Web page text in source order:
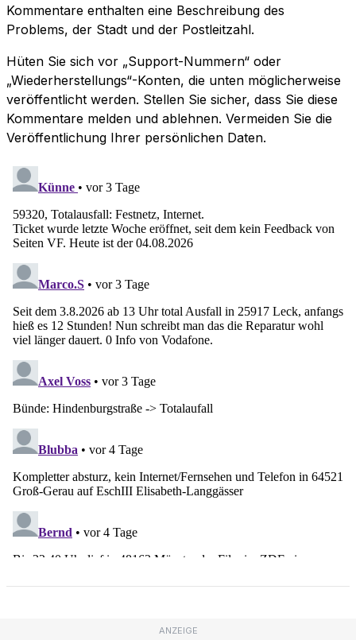
Kommentare enthalten eine Beschreibung des
Problems, der Stadt und der Postleitzahl.
Hüten Sie sich vor „Support-Nummern“ oder
„Wiederherstellungs“-Konten, die unten möglicherweise
veröffentlicht werden. Stellen Sie sicher, dass Sie diese
Kommentare melden und ablehnen. Vermeiden Sie die
Veröffentlichung Ihrer persönlichen Daten.
ANZEIGE